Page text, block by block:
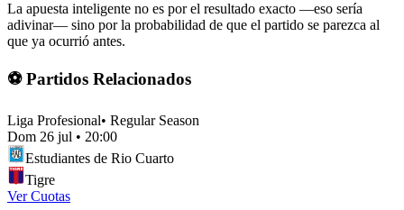
La apuesta inteligente no es por el resultado exacto —eso sería
adivinar— sino por la probabilidad de que el partido se parezca al
que ya ocurrió antes.
⚽ Partidos Relacionados
Liga Profesional• Regular Season
Dom 26 jul • 20:00
Estudiantes de Rio Cuarto
Tigre
Ver Cuotas